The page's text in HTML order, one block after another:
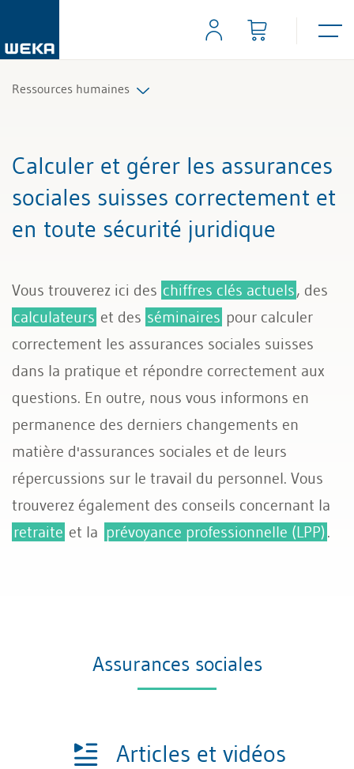
Ressources humaines
Contrats de travail et règlements
Temps de travail et absences
Gestion du personnel
Licenciement et certificat de travail
Assurances sociales
Calculer et gérer les assurances
sociales suisses correctement et
en toute sécurité juridique
Vous trouverez ici des chiffres clés actuels, des
calculateurs et des séminaires pour calculer
correctement les assurances sociales suisses
dans la pratique et répondre correctement aux
questions. En outre, nous vous informons en
permanence des derniers changements en
matière d'assurances sociales et de leurs
répercussions sur le travail du personnel. Vous
trouverez également des conseils concernant la
retraite et la prévoyance professionnelle (LPP).
Assurances sociales
Articles et vidéos